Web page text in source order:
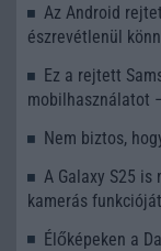
Az Android
észrevétlenül
Ez a rejtett
mobilhasználatot
Nem biztos,
A Galaxy S25 is
kamerás funkcióját
Élőképeken a